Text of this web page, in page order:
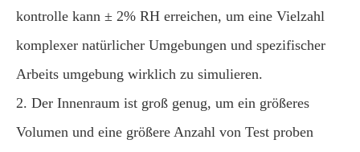
kontrolle kann ± 2% RH erreichen, um eine Vielzahl
komplexer natürlicher Umgebungen und spezifischer
Arbeits umgebung wirklich zu simulieren.
2. Der Innenraum ist groß genug, um ein größeres
Volumen und eine größere Anzahl von Test proben